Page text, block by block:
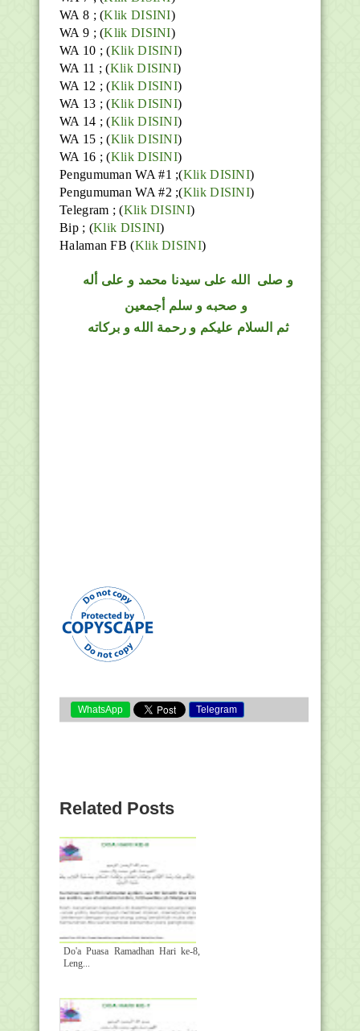
WA 8 ; (Klik DISINI)
WA 9 ; (Klik DISINI)
WA 10 ; (Klik DISINI)
WA 11 ; (Klik DISINI)
WA 12 ; (Klik DISINI)
WA 13 ; (Klik DISINI)
WA 14 ; (Klik DISINI)
WA 15 ; (Klik DISINI)
WA 16 ; (Klik DISINI)
Pengumuman WA #1 ;(Klik DISINI)
Pengumuman WA #2 ;(Klik DISINI)
Telegram ;(Klik DISINI)
Bip ; (Klik DISINI)
Halaman FB(Klik DISINI)
و صلى الله على سيدنا محمد و على أله
و صحبه و سلم أجمعين
ثم السلام عليكم و رحمة الله و بركاته
WhatsApp Telegram
Related Posts
Do'a Puasa Ramadhan Hari ke-8,
Leng...